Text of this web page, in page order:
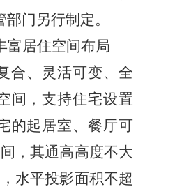
门另行制定。
富居住空间布局
合、灵活可变、全
间，支持住宅设置
的起居室、餐厅可
，其通高高度不大
水平投影面积不超